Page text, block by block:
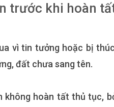
trước khi hoàn
vì tin tưởng hoặc bị
đất chưa sang tên.
không hoàn tất thủ tục,